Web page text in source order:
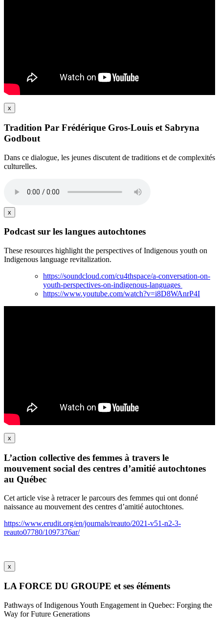
x
Tradition Par Frédérique Gros-Louis et Sabryna
Godbout
Dans ce dialogue, les jeunes discutent de traditions et de complexités
culturelles.
x
Podcast sur les langues autochtones
These resources highlight the perspectives of Indigenous youth on
Indigenous language revitalization.
https://soundcloud.com/cu4thspace/a-conversation-on-
youth-perspectives-on-indigenous-languages
https://www.youtube.com/watch?v=i8D8WAnrP4I
x
L’action collective des femmes à travers le
mouvement social des centres d’amitié autochtones
au Québec
Cet article vise à retracer le parcours des femmes qui ont donné
naissance au mouvement des centres d’amitié autochtones.
https://www.erudit.org/en/journals/reauto/2021-v51-n2-3-
reauto07780/1097376ar/
x
LA FORCE DU GROUPE et ses éléments
Pathways of Indigenous Youth Engagement in Quebec: Forging the
Way for Future Generations